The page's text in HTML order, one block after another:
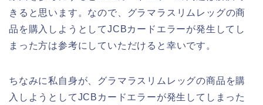
きると思います。なので、グラマラスリムレッグの商
品を購入しようとしてJCBカードエラーが発生してし
まった方は参考にしていただけると幸いです。
ちなみに私自身が、グラマラスリムレッグの商品を購
入しようとしてJCBカードエラーが発生してしまった